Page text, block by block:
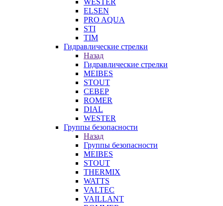
WESTER
ELSEN
PRO AQUA
STI
TIM
Гидравлические стрелки
Назад
Гидравлические стрелки
MEIBES
STOUT
СЕВЕР
ROMER
DIAL
WESTER
Группы безопасности
Назад
Группы безопасности
MEIBES
STOUT
THERMIX
WATTS
VALTEC
VAILLANT